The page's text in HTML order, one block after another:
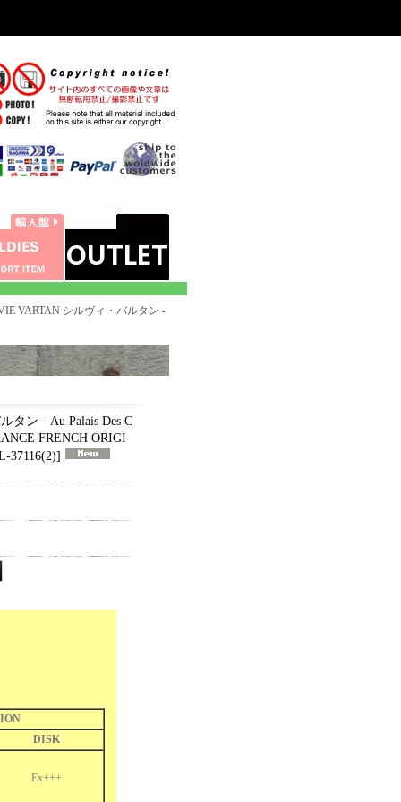
VARTAN シルヴィ・バルタン -
タン - Au Palais Des C
FRENCH ORIGI
37116(2)]
DISK
Ex+++